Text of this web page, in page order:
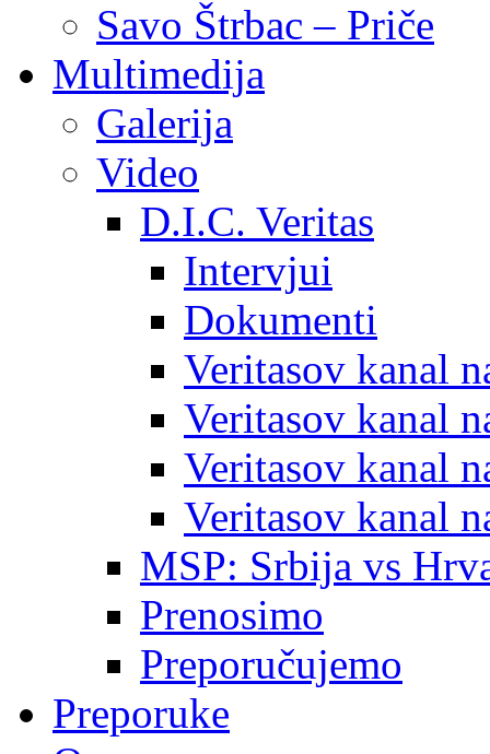
Savo Štrbac – Priče
Multimedija
Galerija
Video
D.I.C. Veritas
Intervjui
Dokumenti
Veritasov kanal
Veritasov kanal
Veritasov kanal
Veritasov kanal
MSP: Srbija vs
Prenosimo
Preporučujemo
Preporuke